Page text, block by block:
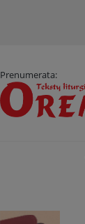
Prenumerata: